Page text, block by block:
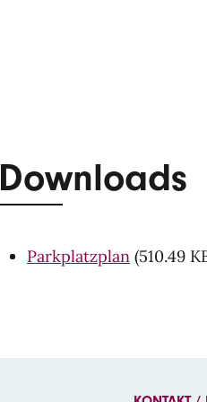
Downloads
Parkplatzplan (510.49